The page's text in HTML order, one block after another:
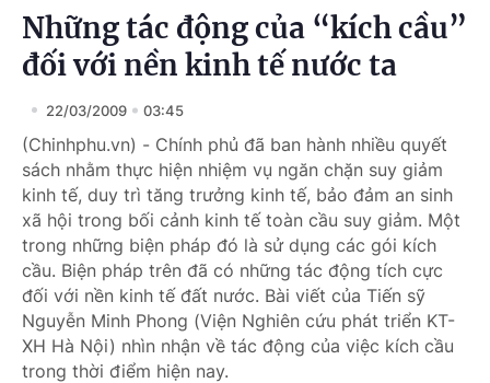
Những tác động của “kích cầu”
đối với nền kinh tế nước ta
22/03/2009 03:45
(Chinhphu.vn) - Chính phủ đã ban hành nhiều quyết
sách nhằm thực hiện nhiệm vụ ngăn chặn suy giảm
kinh tế, duy trì tăng trưởng kinh tế, bảo đảm an sinh
xã hội trong bối cảnh kinh tế toàn cầu suy giảm. Một
trong những biện pháp đó là sử dụng các gói kích
cầu. Biện pháp trên đã có những tác động tích cực
đối với nền kinh tế đất nước. Bài viết của Tiến sỹ
Nguyễn Minh Phong (Viện Nghiên cứu phát triển KT-
XH Hà Nội) nhìn nhận về tác động của việc kích cầu
trong thời điểm hiện nay.